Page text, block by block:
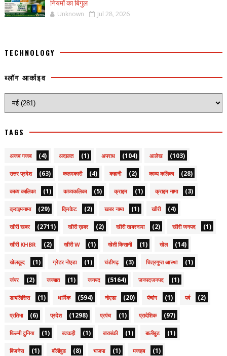
नियमों का बिगुल
Unknown Jul 28, 2026
TECHNOLOGY
ब्लॉग आर्काइव
TAGS
अजब गजब (4) अदालत (1) अपराध (104) आलेख (103)
उत्तर प्रदेश (63) कलमकारी (4) कहानी (2) काव्य कलिका (28)
काव्य कालिका (1) काव्यकलिका (5) क्राइम (1) क्राइम नामा (3)
क्राइमनामा (29) क्रिकेट (2) खबर नामा (1) खीरी (4)
खीरी खबर (2711) खीरी ख़बर (2) खीरी खबरनामा (2) खीरी जनपद (1)
खीरी KHBR (2) खीरी W (1) खेती किसानी (1) खेल (14)
खेलकूद (1) ग्रेटर नोएडा (1) चंडीगढ़ (3) चित्रगुप्त आस्था (1)
जंपर (2) जज्बात (1) जनपद (5164) जनपदजनपद (1)
डायलिसिस (1) धार्मिक (594) नोएडा (20) पंचांग (1) पर्व (2)
प्रतिभा (6) प्रदेश (1298) प्रपंच (1) प्रादेशिक (97)
फ़िल्मी दुनिया (1) बतकही (1) बाराबंकी (1) बालीबुड (1)
बिजनेस (1) बॉलीवुड (8) भाजपा (1) मजहब (1)